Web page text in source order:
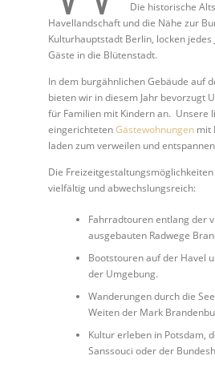
RESERVIERUNGSANFRAGEN
Die historische
Havellandschaft und die Nähe zur
Kulturhauptstadt Berlin, locken
Gäste in die Blütenstadt.
In dem burgähnlichen Gebäude auf
bieten wir in diesem Jahr bevorzugt
für Familien mit Kindern an. Unsere
eingerichtetenGästewohnungenmit
laden zum verweilen und
Die
vielfältig und abwechslungsreich:
Fahrradtouren entlang der
ausgebauten Radwege
Bootstouren auf der Havel
der Umgebung.
Wanderungen durch die
Weiten der Mark
Kultur erleben in Potsdam,
Sanssouci oder der